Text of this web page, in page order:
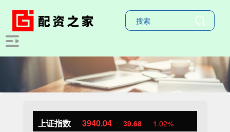
上证指数 3940.04 39.68 1.02%